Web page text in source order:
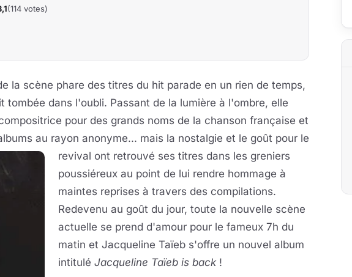
(114 votes)
la scène phare des titres du hit parade en un rien de temps,
tombée dans l'oubli. Passant de la lumière à l'ombre, elle
pour des grands noms de la chanson française et
au rayon anonyme... mais la nostalgie et le goût pour le
revival ont retrouvé ses titres dans les greniers
poussiéreux au point de lui rendre hommage à
maintes reprises à travers des compilations.
Redevenu au goût du jour, toute la nouvelle scène
actuelle se prend d'amour pour le fameux 7h du
matin et Jacqueline Taïeb s'offre un nouvel album
intitulé Jacqueline Taïeb is back !